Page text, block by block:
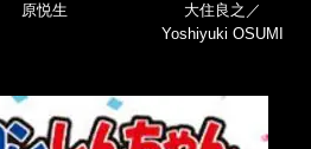
原悦生
大住良之／
Yoshiyuki OSUMI